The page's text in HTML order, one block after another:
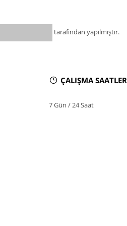
tarafından yapılmıştır.
ÇALIŞMA
7 Gün / 24 Saat